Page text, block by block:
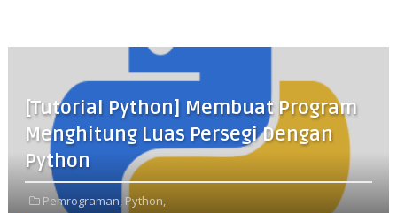
[Tutorial Python] Membuat Program
Menghitung Luas Persegi Dengan
Python
Pemrograman, Python,